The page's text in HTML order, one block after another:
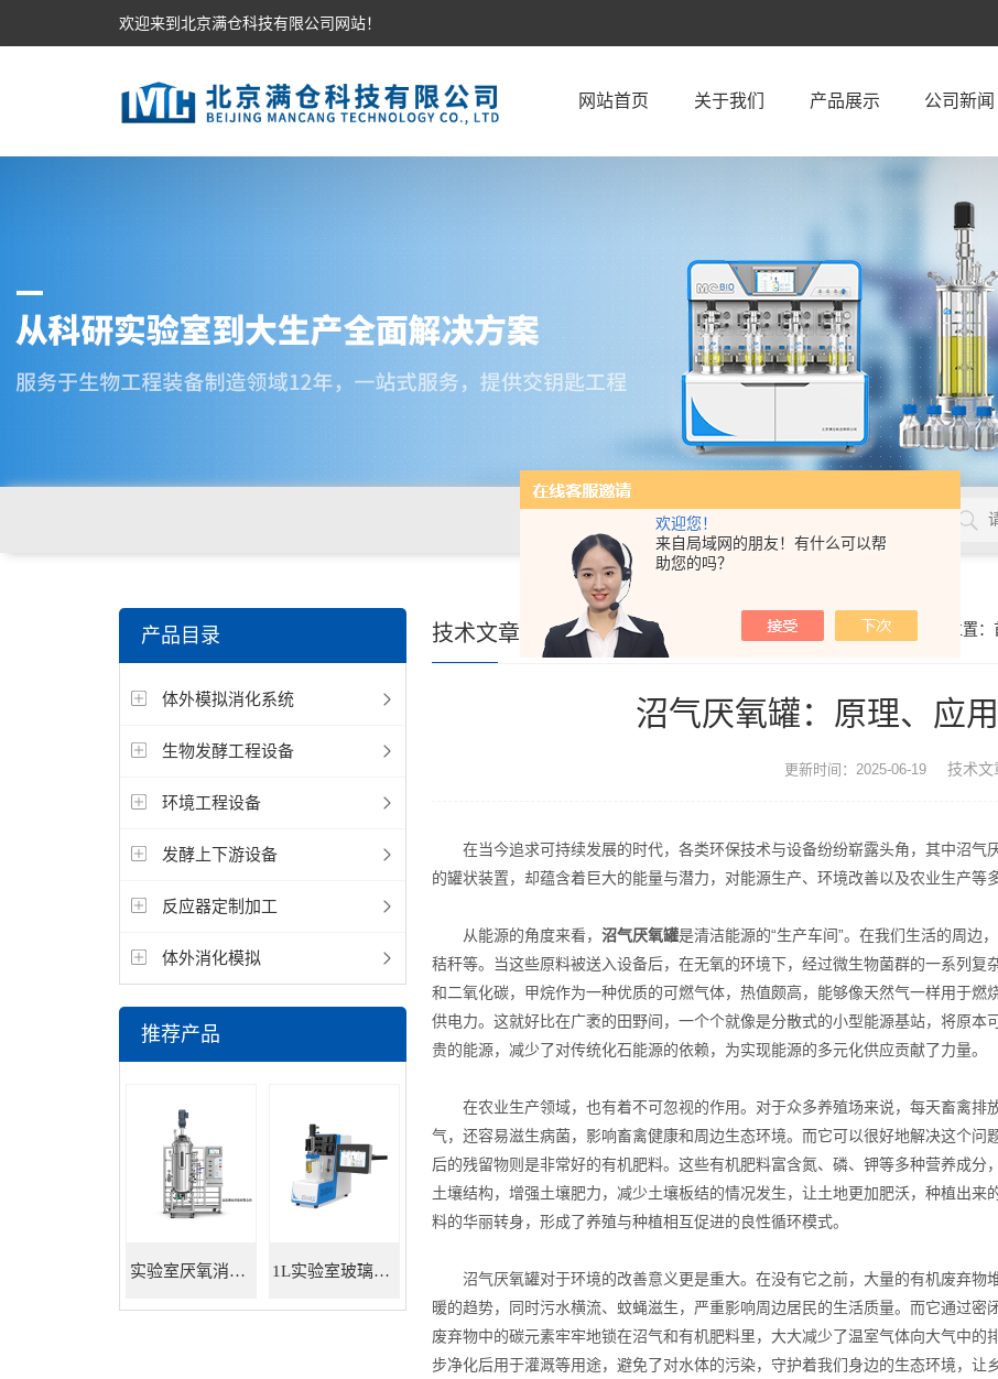
欢迎您！
来自局域网的朋友！有什么可以帮
助您的吗？
欢迎来到北京满仓科技有限公司网站！
网站首页 关于我们 产品展示 公司新闻
产品目录
体外模拟消化系统
生物发酵工程设备
环境工程设备
发酵上下游设备
反应器定制加工
体外消化模拟
推荐产品
实验室厌氧消化罐 餐厨垃圾沼气发酵 1L实验室玻璃发酵罐
你的位置：
技术文章
沼气厌氧罐：原理、应
更新时间：2025-06-19 技术文
在当今追求可持续发展的时代，各类环保技术与设备纷纷崭露头角，其中沼气
的罐状装置，却蕴含着巨大的能量与潜力，对能源生产、环境改善以及农业生产等
从能源的角度来看， 沼气厌氧罐是清洁能源的“生产车间”。在我们生活的周边
秸秆等。当这些原料被送入设备后，在无氧的环境下，经过微生物菌群的一系列
和二氧化碳，甲烷作为一种优质的可燃气体，热值颇高，能够像天然气一样用于燃
供电力。这就好比在广袤的田野间，一个个就像是分散式的小型能源基站，将原本
贵的能源，减少了对传统化石能源的依赖，为实现能源的多元化供应贡献了力量。
在农业生产领域，也有着不可忽视的作用。对于众多养殖场来说，每天畜禽排
气，还容易滋生病菌，影响畜禽健康和周边生态环境。而它可以很好地解决这个
后的残留物则是非常好的有机肥料。这些有机肥料富含氮、磷、钾等多种营养成
土壤结构，增强土壤肥力，减少土壤板结的情况发生，让土地更加肥沃，种植出
料的华丽转身，形成了养殖与种植相互促进的良性循环模式。
沼气厌氧罐对于环境的改善意义更是重大。在没有它之前，大量的有机废弃物
暖的趋势，同时污水横流、蚊蝇滋生，严重影响周边居民的生活质量。而它通过
废弃物中的碳元素牢牢地锁在沼气和有机肥料里，大大减少了温室气体向大气中
步净化后用于灌溉等用途，避免了对水体的污染，守护着我们身边的生态环境，让